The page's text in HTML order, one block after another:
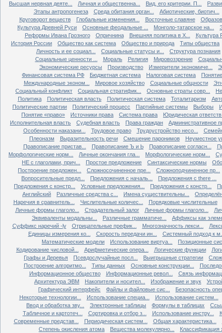
Высшая нервная деяте...
Личная и общественна... Вид, его критерии. П...
Этапы антропогенеза
Среда обитания орган...
Абиотические, биотич...
Круговорот веществ
Глобальные изменения... Восточные славяне
Культура Древней Руси
Основные феодальные ... Монголо-татарское на...
Реформы Ивана Грозного
Опричнина Внешняя политика в X...
Культура
История России
Общество как система Общество и природа
Типы общества
Личность и ее социал...
Социальные статусы и...
Структура познания
Социальные ценности ...
Мораль Религия Мировоззрение
Экономические ресурсы
Производство Измерители экономиче...
Финансовая система РФ
Бюджетная система Налоговая система
Международные эконом...
Мировое хозяйство Социальные общности
Социальный конфликт
Социальная стратифик... Основные страты совр...
Политика
Политическая власть Политическая система Тоталитаризм
Политические партии
Политический процесс Партийные системы Выборы
Понятие «право»
Источники права Система права
Юридическая
Исполнительная власть
Судебная власть Права граждан
Административное
Особенности наказани...
Трудовое право Трудоустройство несо...
Плеоназм
Выразительность речи Смешение паронимов
Неуместное
Правописание пристав...
Правописание Ъ и Ь Правописание согласн...
Морфологические норм...
Личные окончания гла... Морфологические норм...
НЕ с глаголами, прич...
Простое предложение Синтаксические нормы
Построение предложен...
Сложносочиненное пре...
Сложноподчиненное пр...
Вопросительные предл...
Предложения с началь...
Предложения с there ...
Предложения с констр...
Условные предложения... Предложения с констр...
Английский
Различные средства с... Имена существительны...
Наречия в сравнитель...
Числительные количес...
Порядковые числительные
Личные формы глаголо...
Страдательный залог Личные формы глаголо...
Эквиваленты модальны...
Различные грамматиче...
Аффиксы как
Суффикс наречий -ly
Отрицательные префик... Многозначность лекси...
Единицы измерения ко...
Скорость передачи ин...
Системный подход к
Математические модели
Использование виртуа...
Позиционные
Кодирование числовой...
Арифметические опера... Логические функции
Графы и Деревья
Псевдослучайные посл... Выигрышные стратегии
Построение алгоритмо...
Типы данных Основные конструкции...
Информационное общество
Информационные револ...
Связь
Архитектура ЭВМ
Накопители и носител... Изображение и звук
Графический интерфейс
Файлы и файловые сис...
Безопасность
Некоторые технологии...
Использование специа...
Использование систем...
Ввод и обработка зву...
Электронные таблицы Формулы в таблицах
Табличное и картотеч...
Сортировка и отбор з... Использование инстру...
Современные представ...
Периодическая систем... Общая характеристика...
Степень окисления атома
Вещества молекулярно...
Классификация